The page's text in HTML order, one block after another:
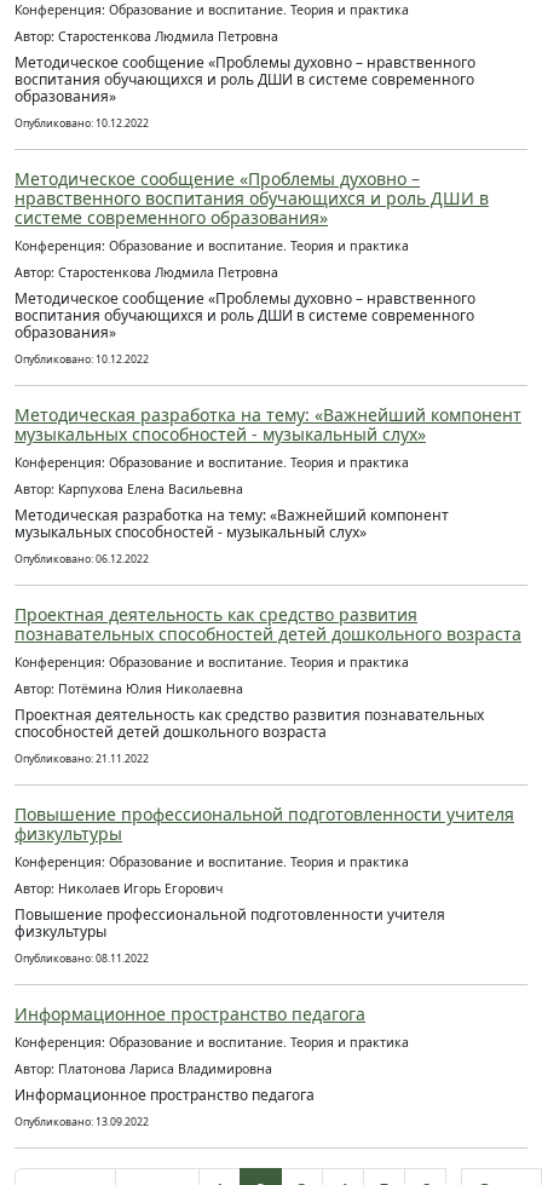
Конференция: Образование и воспитание. Теория и практика
Автор: Старостенкова Людмила Петровна
Методическое сообщение «Проблемы духовно – нравственного
воспитания обучающихся и роль ДШИ в системе современного
образования»
Опубликовано: 10.12.2022
Методическое сообщение «Проблемы духовно –
нравственного воспитания обучающихся и роль ДШИ в
системе современного образования»
Конференция: Образование и воспитание. Теория и практика
Автор: Старостенкова Людмила Петровна
Методическое сообщение «Проблемы духовно – нравственного
воспитания обучающихся и роль ДШИ в системе современного
образования»
Опубликовано: 10.12.2022
Методическая разработка на тему: «Важнейший компонент
музыкальных способностей - музыкальный слух»
Конференция: Образование и воспитание. Теория и практика
Автор: Карпухова Елена Васильевна
Методическая разработка на тему: «Важнейший компонент
музыкальных способностей - музыкальный слух»
Опубликовано: 06.12.2022
Проектная деятельность как средство развития
познавательных способностей детей дошкольного возраста
Конференция: Образование и воспитание. Теория и практика
Автор: Потёмина Юлия Николаевна
Проектная деятельность как средство развития познавательных
способностей детей дошкольного возраста
Опубликовано: 21.11.2022
Повышение профессиональной подготовленности учителя
физкультуры
Конференция: Образование и воспитание. Теория и практика
Автор: Николаев Игорь Егорович
Повышение профессиональной подготовленности учителя
физкультуры
Опубликовано: 08.11.2022
Информационное пространство педагога
Конференция: Образование и воспитание. Теория и практика
Автор: Платонова Лариса Владимировна
Информационное пространство педагога
Опубликовано: 13.09.2022